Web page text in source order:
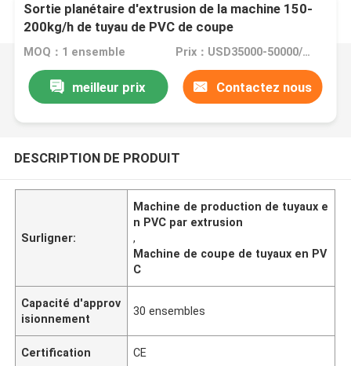
Sortie planétaire d'extrusion de la machine 150-
200kg/h de tuyau de PVC de coupe
MOQ：1 ensemble Prix：USD35000-50000/set
meilleur prix Contactez nous
DESCRIPTION DE PRODUIT
Surligner:
Machine de production de tuyaux e
n PVC par extrusion
,
Machine de coupe de tuyaux en PV
C
Capacité d'approv
isionnement
30 ensembles
Certification CE